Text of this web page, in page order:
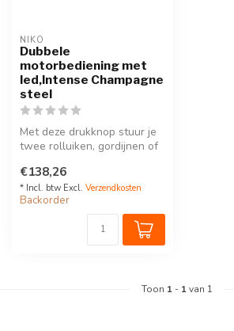
NIKO
Dubbele
motorbediening met
led,Intense Champagne
steel
Met deze drukknop stuur je
twee rolluiken, gordijnen of
€138,26
* Incl. btw Excl. Verzendkosten
Backorder
Toon 1 - 1van 1